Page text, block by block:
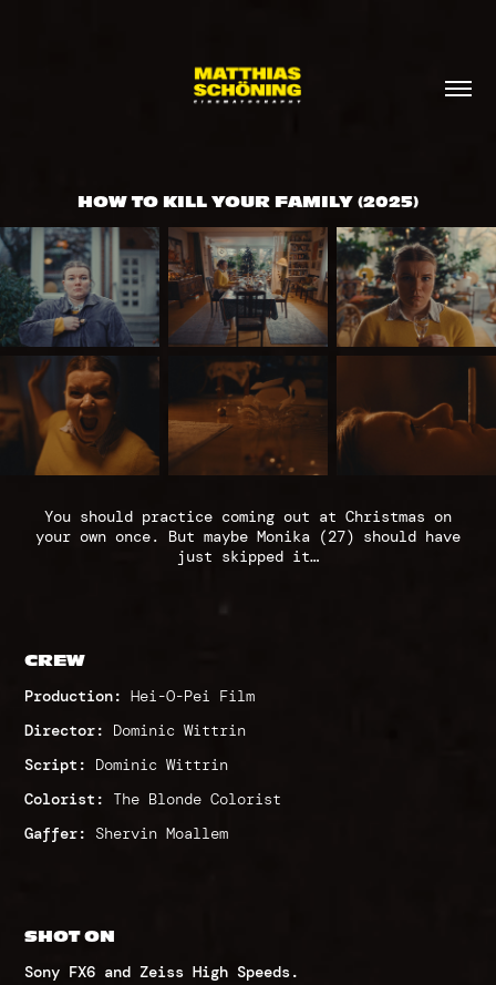
HOW TO KILL YOUR FAMILY (2025)
You should practice coming out at Christmas on
your own once. But maybe Monika (27) should have
just skipped it…
CREW
Production:Hei-O-Pei Film
Director: Dominic Wittrin
Script: Dominic Wittrin
Colorist: The Blonde Colorist
Gaffer: Shervin Moallem
SHOT ON
Sony FX6 and Zeiss High Speeds.